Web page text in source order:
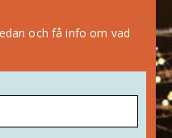
och få info om vad